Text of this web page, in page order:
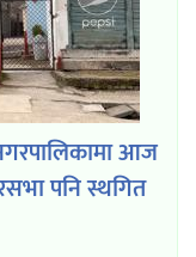
आज
पनि स्थगित